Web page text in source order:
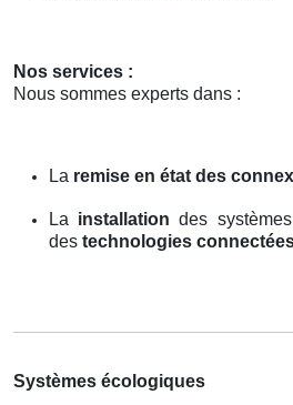
Nos services :
Nous sommes experts dans :
La remise en état des
La installation des
des technologies
Systèmes écologiques